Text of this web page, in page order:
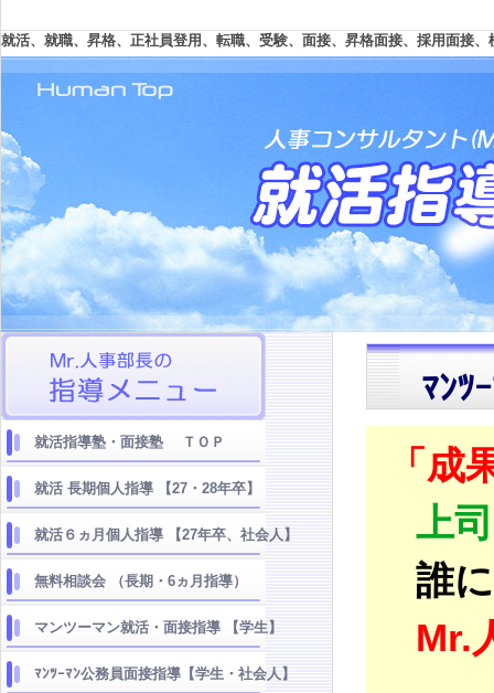
就活、就職、昇格、正社員登用、転職、受験、面接、昇格面接、採用面接
就活指導塾・面接塾 ＴＯＰ
就活 長期個人指導 【27・28年卒】
就活６ヵ月個人指導 【27年卒、社会人】
無料相談会 （長期・6ヵ月指導）
マンツーマン就活・面接指導 【学生】
ﾏﾝﾂｰﾏﾝ公務員面接指導【学生・社会人】
ﾏﾝﾂ
「成
上
誰
Mr.